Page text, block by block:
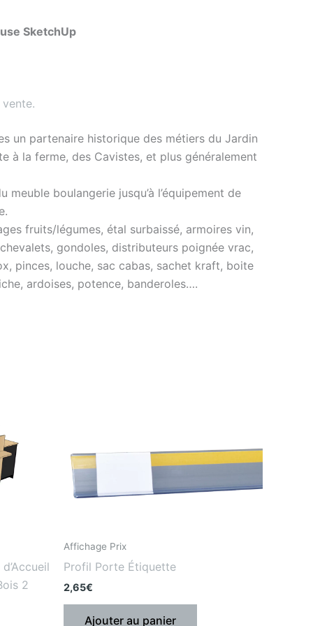
SketchUp
.
un partenaire historique des métiers du Jardin
à la ferme, des Cavistes, et plus généralement
boulangerie jusqu’à l’équipement de
fruits/légumes, étal surbaissé, armoires vin,
gondoles, distributeurs poignée vrac,
pinces, louche, sac cabas, sachet kraft, boite
ardoises, potence, banderoles….
2
Affichage Prix
Profil Porte Étiquette
2,65€
Ajouter au panier